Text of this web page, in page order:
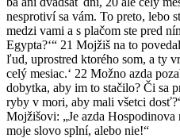
nesprotiví sa vám. To preto, lebo
medzi vami a s plačom ste pred
Egypta?‘“ 21 Mojžiš na to
ľud, uprostred ktorého som, a ty
celý mesiac.‘ 22 Možno azda
dobytka, aby im to stačilo? Či sa
ryby v mori, aby mali všetci
Mojžišovi: „Je azda
moje slovo splní, alebo nie!“